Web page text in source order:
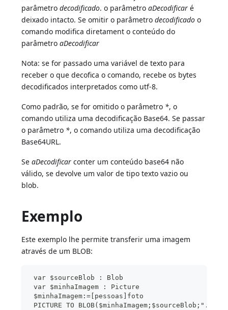
parâmetrodecodificado. o parâmetroaDecodificar é
deixado intacto. Se omitir o parâmetrodecodificado o
comando modifica diretament o conteúdo do
parâmetroaDecodificar
Nota: se for passado uma variável de texto para
receber o que decofica o comando, recebe os bytes
decodificados interpretados como utf-8.
Como padrão, se for omitido o parâmetro *, o
comando utiliza uma decodificação Base64. Se passar
o parâmetro *, o comando utiliza uma decodificação
Base64URL.
SeaDecodificar conter um conteúdo base64 não
válido, se devolve um valor de tipo texto vazio ou
blob.
Exemplo
Este exemplo lhe permite transferir uma imagem
através de um BLOB:
var $sourceBlob : Blob
var $minhaImagem : Picture
$minhaImagem:=[pessoas]foto
PICTURE TO